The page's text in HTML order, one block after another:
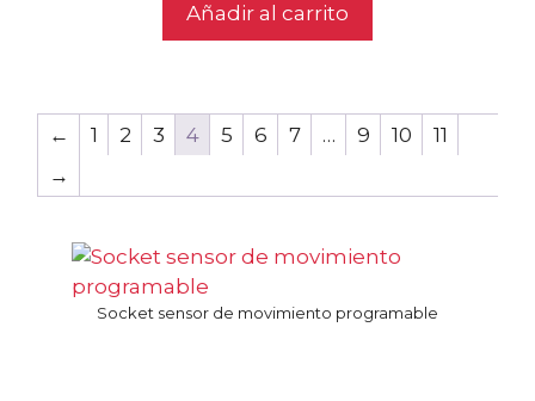
Añadir al carrito
← 1 2 3 4 5 6 7 … 9 10
11
→
Socket sensor de movimiento programable